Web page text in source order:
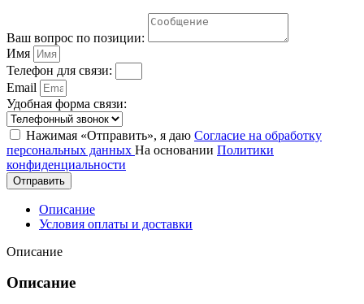
Ваш вопрос по позиции:
Имя
Телефон для связи:
Email
Удобная форма связи:
Нажимая «Отправить», я даю Согласие на обработку
персональных данных На основании Политики
конфиденциальности
Отправить
Описание
Условия оплаты и доставки
Описание
Описание